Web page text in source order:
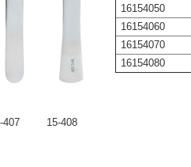
407 15-408
16154050
16154060
16154070
16154080